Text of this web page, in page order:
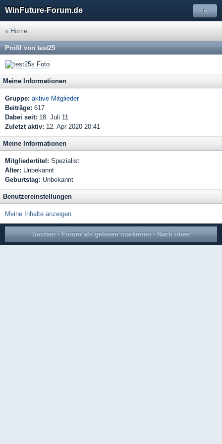
WinFuture-Forum.de »
« Home
Profil von test25
Meine Informationen
Gruppe: aktive Mitglieder
Beiträge: 617
Dabei seit: 18. Juli 11
Zuletzt aktiv: 12. Apr 2020 20:41
Meine Informationen
Mitgliedertitel: Spezialist
Alter: Unbekannt
Geburtstag: Unbekannt
Benutzereinstellungen
Meine Inhalte anzeigen
Suchen · Forum als gelesen markieren · Nach oben